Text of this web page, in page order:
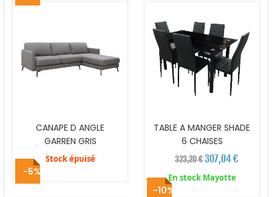
CANAPE D ANGLE
GARREN GRIS
Stock épuisé
TABLE A MANGER SHADE
6 CHAISES
323,20 €307,04 €
En stock Mayotte
-5%
-10%